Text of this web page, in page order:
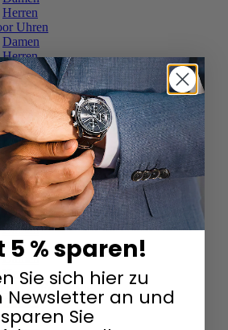
Herren
Uhren
Damen
Herren
Uhren
Damen
Herren
Damen
Herren
Damen
Herren
Herren
Damen
Damen
Herren
& Edelsteine
Damen
Herren
5 % sparen!
Sie sich hier zu
Newsletter an und
sparen Sie